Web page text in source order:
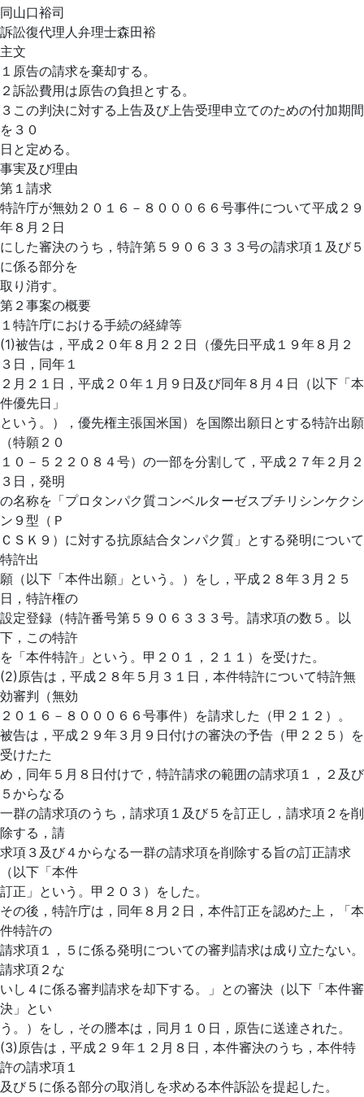
同山口裕司
訴訟復代理人弁理士森田裕
主文
１原告の請求を棄却する。
２訴訟費用は原告の負担とする。
３この判決に対する上告及び上告受理申立てのための付加期間
を３０
日と定める。
事実及び理由
第１請求
特許庁が無効２０１６－８０００６６号事件について平成２９
年８月２日
にした審決のうち，特許第５９０６３３３号の請求項１及び５
に係る部分を
取り消す。
第２事案の概要
１特許庁における手続の経緯等
(1)被告は，平成２０年８月２２日（優先日平成１９年８月２
３日，同年１
２月２１日，平成２０年１月９日及び同年８月４日（以下「本
件優先日」
という。），優先権主張国米国）を国際出願日とする特許出願
（特願２０
１０－５２２０８４号）の一部を分割して，平成２７年２月２
３日，発明
の名称を「プロタンパク質コンベルターゼスブチリシンケクシ
ン９型（Ｐ
ＣＳＫ９）に対する抗原結合タンパク質」とする発明について
特許出
願（以下「本件出願」という。）をし，平成２８年３月２５
日，特許権の
設定登録（特許番号第５９０６３３３号。請求項の数５。以
下，この特許
を「本件特許」という。甲２０１，２１１）を受けた。
(2)原告は，平成２８年５月３１日，本件特許について特許無
効審判（無効
２０１６－８０００６６号事件）を請求した（甲２１２）。
被告は，平成２９年３月９日付けの審決の予告（甲２２５）を
受けたた
め，同年５月８日付けで，特許請求の範囲の請求項１，２及び
５からなる
一群の請求項のうち，請求項１及び５を訂正し，請求項２を削
除する，請
求項３及び４からなる一群の請求項を削除する旨の訂正請求
（以下「本件
訂正」という。甲２０３）をした。
その後，特許庁は，同年８月２日，本件訂正を認めた上，「本
件特許の
請求項１，５に係る発明についての審判請求は成り立たない。
請求項２な
いし４に係る審判請求を却下する。」との審決（以下「本件審
決」とい
う。）をし，その謄本は，同月１０日，原告に送達された。
(3)原告は，平成２９年１２月８日，本件審決のうち，本件特
許の請求項１
及び５に係る部分の取消しを求める本件訴訟を提起した。